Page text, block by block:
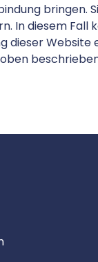
bringen.
In diesem Fall
dieser